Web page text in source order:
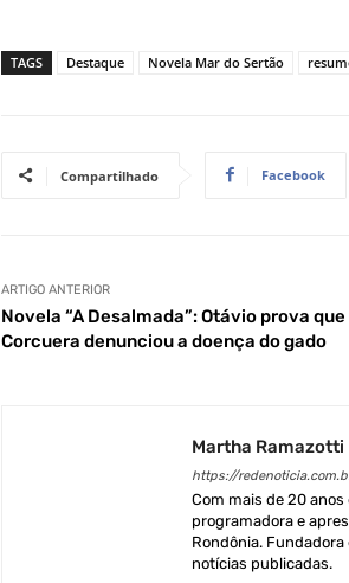
TAGS Destaque Novela Mar do Sertão
Compartilhado Facebook
ARTIGO ANTERIOR
Novela “A Desalmada”: Otávio prova que
Corcuera denunciou a doença do gado
Martha Ramazotti
https://
Com mais de 20
programadora e
Rondônia.
notícias publicadas.